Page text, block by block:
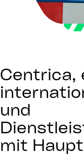
Centrica,
und
mit